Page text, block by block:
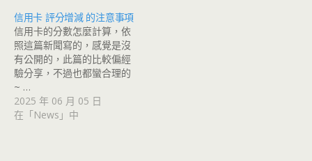
信用卡 評分增減 的注意事項
信用卡的分數怎麼計算，依
照這篇新聞寫的，感覺是沒
有公開的，此篇的比較偏經
驗分享，不過也都蠻合理的
~ …
2025 年 06 月 05 日
在「News」中